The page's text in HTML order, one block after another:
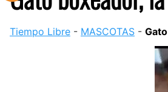
Tiempo Libre - MASCOTAS -